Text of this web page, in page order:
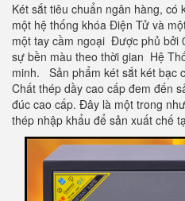
Két sắt tiêu chuẩn ngân hàng,
một hệ thống khóa Điện Tử và
một tay cầm ngoại Được phủ bởi
sự bền màu theo thời gian Hệ
minh. Sản phẩm két sắt két bạc
Chất thép dầy cao cấp đem đến
đúc cao cấp. Đây là một trong
thép nhập khẩu để sản xuất chế